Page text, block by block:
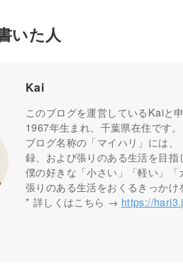
いた人
Kai
このブログを運営しているKaiと申
1967年生まれ、千葉県在住です。
ブログ名称の「マイハリ」には
録、および張りのある生活を目指
僕の好きな「小さい」「軽い」「
張りのある生活をおくるきっかけ
* 詳しくはこちら → https://